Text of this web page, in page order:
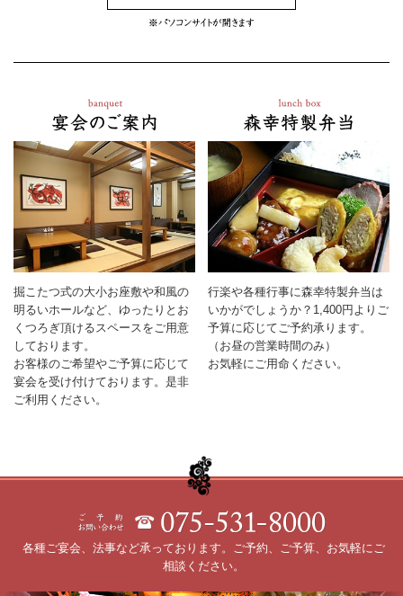
掘こたつ式の大小お座敷や和風の
明るいホールなど、ゆったりとお
くつろぎ頂けるスペースをご用意
しております。
お客様のご希望やご予算に応じて
宴会を受け付けております。是非
ご利用ください。
行楽や各種行事に森幸特製弁当は
いかがでしょうか？1,400円よりご
予算に応じてご予約承ります。
（お昼の営業時間のみ）
お気軽にご用命ください。
各種ご宴会、法事など承っております。ご予約、ご予算、お気軽にご
相談ください。